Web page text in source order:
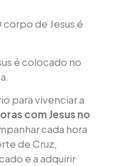
corpo de Jesus é
é colocado no
para vivenciar a
com Jesus no
cada hora
de Cruz,
e a adquirir